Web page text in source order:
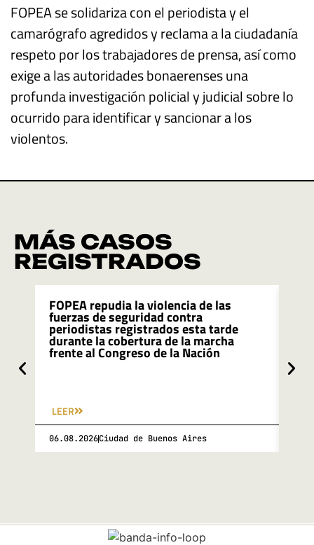
FOPEA se solidariza con el periodista y el
camarógrafo agredidos y reclama a la ciudadanía
respeto por los trabajadores de prensa, así como
exige a las autoridades bonaerenses una
profunda investigación policial y judicial sobre lo
ocurrido para identificar y sancionar a los
violentos.
MÁS CASOS
REGISTRADOS
FOPEA repudia la violencia de las
fuerzas de seguridad contra
periodistas registrados esta tarde
durante la cobertura de la marcha
frente al Congreso de la Nación
LEER
06.08.2026Ciudad de Buenos Aires
de